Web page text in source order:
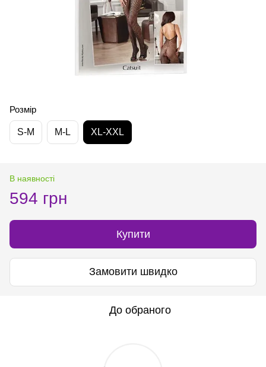
Розмір
S-M M-L XL-XXL
В наявності
594 грн
Купити
Замовити швидко
До обраного